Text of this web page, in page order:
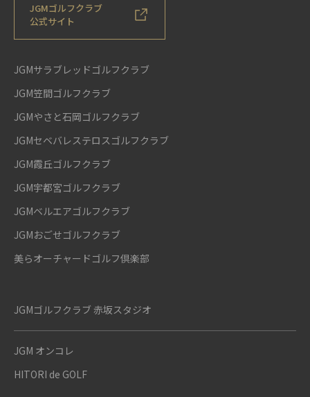
JGMゴルフクラブ
公式サイト
JGMサラブレッドゴルフクラブ
JGM笠間ゴルフクラブ
JGMやさと石岡ゴルフクラブ
JGMセベバレステロスゴルフクラブ
JGM霞丘ゴルフクラブ
JGM宇都宮ゴルフクラブ
JGMベルエアゴルフクラブ
JGMおごせゴルフクラブ
美らオーチャードゴルフ倶楽部
JGMゴルフクラブ 赤坂スタジオ
JGM オンコレ
HITORI de GOLF